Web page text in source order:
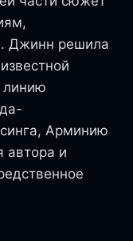
Джинн решила
линию
Арминию
автора и